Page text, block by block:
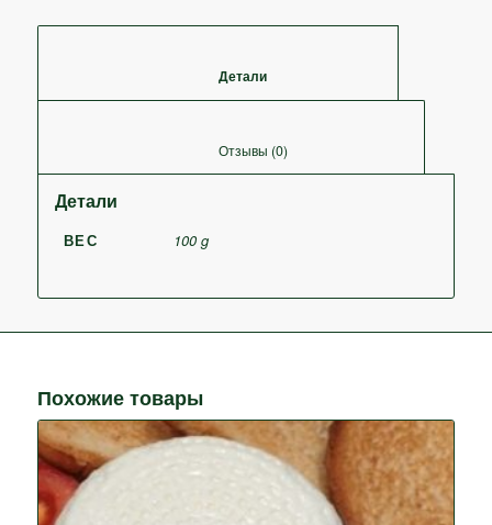
						Детали
						Отзывы (0)
Детали
ВЕС 100 g
Похожие товары